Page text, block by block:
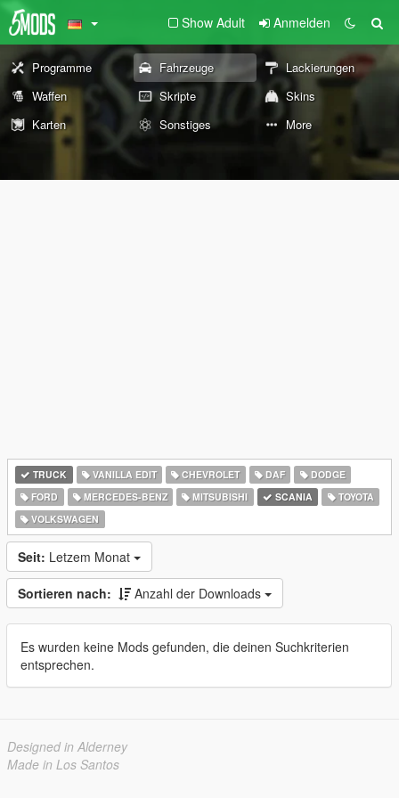
Show Adult Anmelden
Programme Fahrzeuge
Lackierungen
Waffen
Skripte
Skins
Karten
Sonstiges More
TRUCK VANILLA EDIT CHEVROLET DAF
DODGE
FORD
MERCEDES-BENZ MITSUBISHI SCANIA
TOYOTA
VOLKSWAGEN
Seit: Letzem Monat
Sortieren nach: Anzahl der Downloads
Es wurden keine Mods gefunden, die deinen Suchkriterien
entsprechen.
Designed in Alderney
Made in Los Santos